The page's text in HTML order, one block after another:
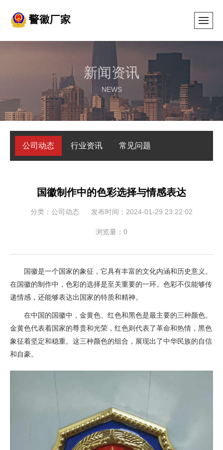
新闻资讯
NEWS
公司动态 行业资讯 常见问题
国徽制作中的色彩选择与情感表达
分类：公司动态 发布时间：2024-01-29 23:22:02
浏览量：0
国徽是一个国家的象征，它具有丰富的文化内涵和历史意义。
在国徽的制作中，色彩的选择是至关重要的一环。色彩不仅能够传
递情感，还能够表达出国家的特质和精神。
在中国的国徽中，金黄色、红色和黑色是最主要的三种颜色。
金黄色代表着国家的尊贵和光荣，红色则代表了革命和热情，黑色
象征着坚定和稳重。这三种颜色的组合，展现出了中华民族的自信
和自豪。